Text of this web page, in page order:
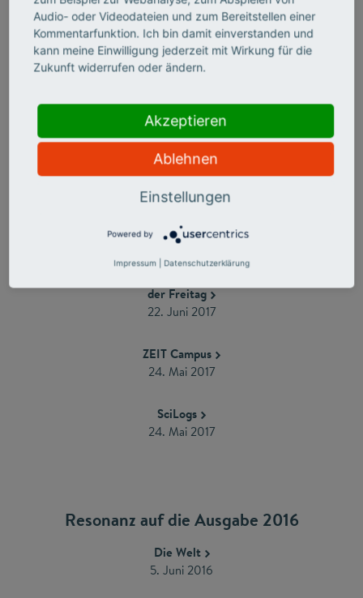
16. Oktober 2017
DER SPIEGEL
25. September 2017 ($)
ARD-Mediathek
21. August 2017 (Video ab Minute 40)
neues deutschland
7. August 2017
Tagesspiegel
der Freitag
22. Juni 2017
ZEIT Campus
24. Mai 2017
SciLogs
24. Mai 2017
Resonanz auf die Ausgabe 2016
Die Welt
5. Juni 2016
Audio- oder Videodateien und zum Bereitstellen einer
Kommentarfunktion. Ich bin damit einverstanden und
kann meine Einwilligung jederzeit mit Wirkung für die
Zukunft widerrufen oder ändern.
Akzeptieren
Ablehnen
Einstellungen
Powered by
Impressum Datenschutzerklärung